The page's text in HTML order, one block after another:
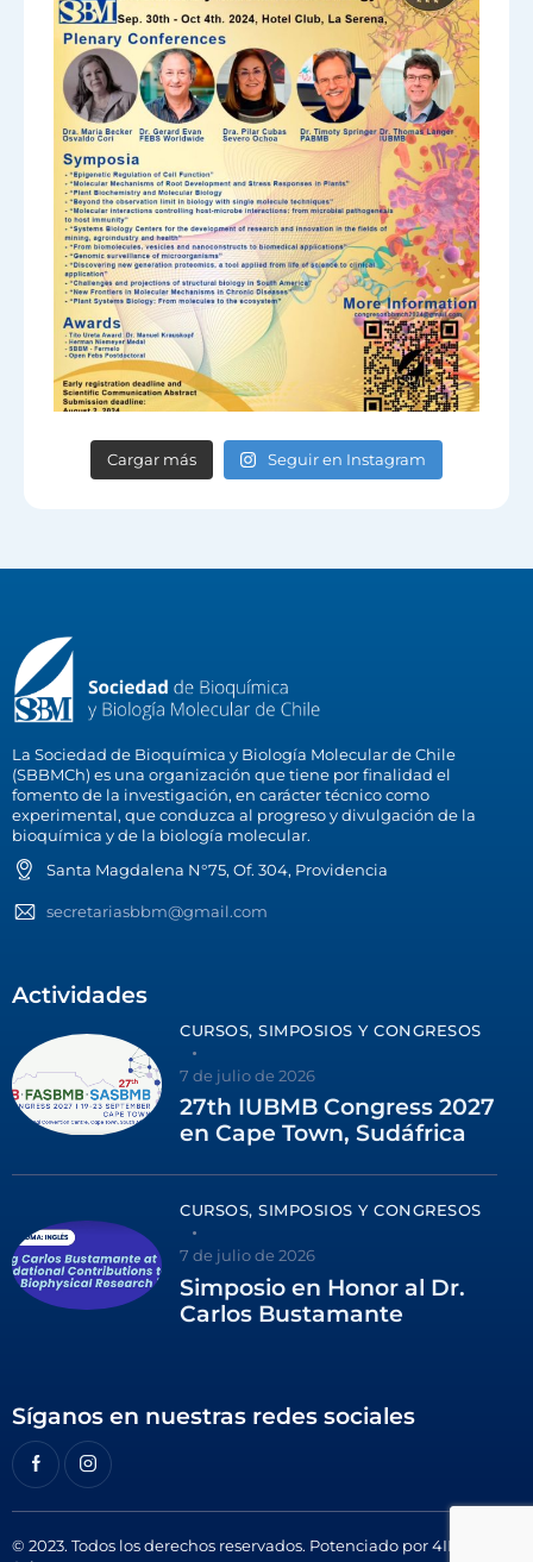
Cargar más Seguir en Instagram
La Sociedad de Bioquímica y Biología Molecular de Chile
(SBBMCh) es una organización que tiene por finalidad el
fomento de la investigación, en carácter técnico como
experimental, que conduzca al progreso y divulgación de la
bioquímica y de la biología molecular.
Santa Magdalena N°75, Of. 304, Providencia
secretariasbbm@gmail.com
Actividades
CURSOS, SIMPOSIOS Y CONGRESOS
7 de julio de 2026
27th IUBMB Congress 2027
en Cape Town, Sudáfrica
CURSOS, SIMPOSIOS Y CONGRESOS
7 de julio de 2026
Simposio en Honor al Dr.
Carlos Bustamante
Síganos en nuestras redes sociales
© 2023. Todos los derechos reservados. Potenciado por4ID